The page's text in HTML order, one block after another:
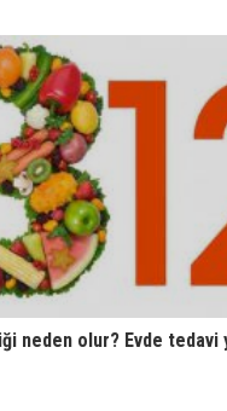
neden olur? Evde